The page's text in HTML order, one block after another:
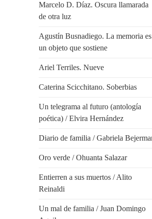
Marcelo D. Díaz. Oscura llamarada
de otra luz
Agustín Busnadiego. La memoria es
un objeto que sostiene
Ariel Terriles. Nueve
Caterina Scicchitano. Soberbias
Un telegrama al futuro (antología
poética) / Elvira Hernández
Diario de familia / Gabriela
Oro verde / Ohuanta Salazar
Entierren a sus muertos / Alito
Reinaldi
Un mal de familia / Juan Domingo